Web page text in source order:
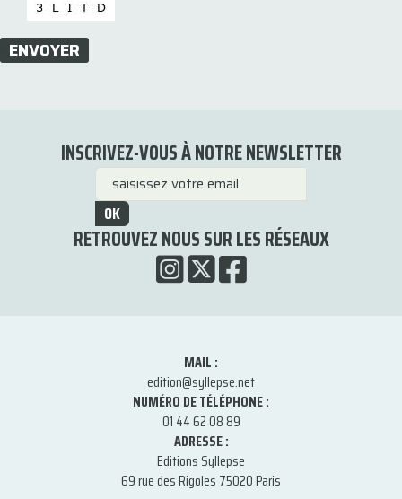
ENVOYER
INSCRIVEZ-VOUS À NOTRE NEWSLETTER
OK
RETROUVEZ NOUS SUR LES RÉSEAUX
MAIL :
edition@syllepse.net
NUMÉRO DE TÉLÉPHONE :
01 44 62 08 89
ADRESSE :
Editions Syllepse
69 rue des Rigoles 75020 Paris